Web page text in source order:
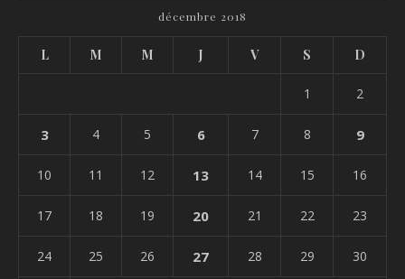
décembre 2018
L M M J V S D
1 2
3 4 5 6 7 8 9
10 11 12 13 14 15 16
17 18 19 20 21 22 23
24 25 26 27 28 29 30